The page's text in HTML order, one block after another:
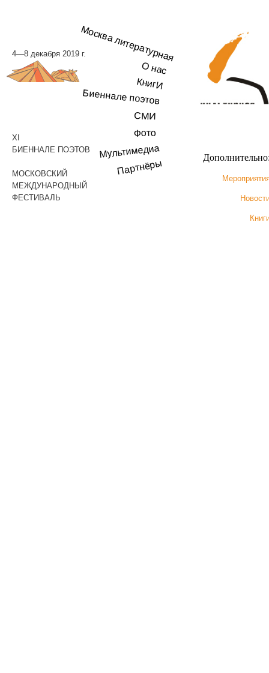
4—8 декабря 2019 г.
XI
БИЕННАЛЕ ПОЭТОВ
МОСКОВСКИЙ
МЕЖДУНАРОДНЫЙ
ФЕСТИВАЛЬ
Москва литературная
О нас
КнигИ
Биеннале поэтов
СМИ
Фото
Мультимедиа
Партнёры